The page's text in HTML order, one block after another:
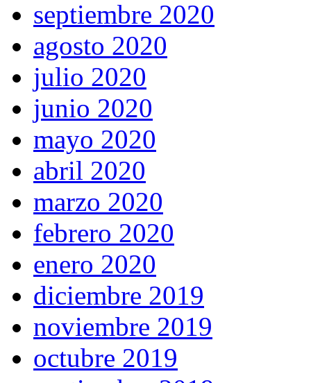
septiembre 2020
agosto 2020
julio 2020
junio 2020
mayo 2020
abril 2020
marzo 2020
febrero 2020
enero 2020
diciembre 2019
noviembre 2019
octubre 2019